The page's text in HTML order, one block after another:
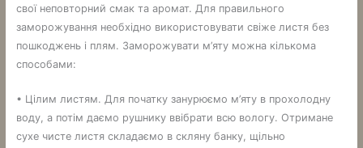
свої неповторний смак та аромат. Для правильного
заморожування необхідно використовувати свіже листя без
пошкоджень і плям. Заморожувати м’яту можна кількома
способами:
• Цілим листям. Для початку занурюємо м’яту в прохолодну
воду, а потім даємо рушнику ввібрати всю вологу. Отримане
сухе чисте листя складаємо в скляну банку, щільно